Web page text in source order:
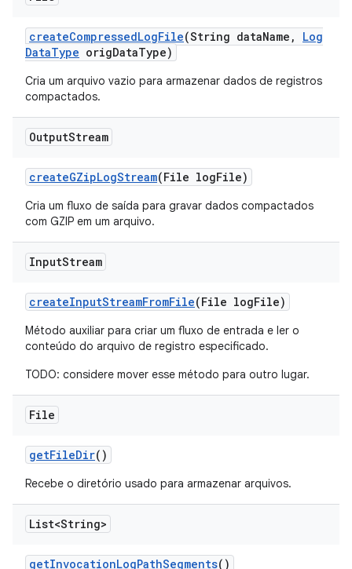
createCompressedLogFile(String dataName ,
Log
DataType origDataType)
Cria um arquivo vazio para armazenar dados de registros
compactados.
OutputStream
createGZipLogStream(File logFile)
Cria um fluxo de saída para gravar dados compactados
com GZIP em um arquivo.
InputStream
createInputStreamFromFile(File logFile)
Método auxiliar para criar um fluxo de entrada e ler o
conteúdo do arquivo de registro especificado.
TODO: considere mover esse método para outro lugar.
File
getFileDir()
Recebe o diretório usado para armazenar arquivos.
List<String>
getInvocationLogPathSegments()